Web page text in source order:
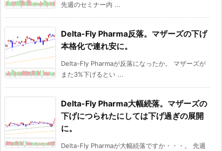
先週のセミナー内 ...
Delta-Fly Pharma反落。マザーズの下げ
本格化で連れ安に。
Delta-Fly Pharmaが反落になったか。 マザーズが
また3%下げるとい ...
Delta-Fly Pharma大幅続落。マザーズの
下げにつられたにしては下げ過ぎの展開
に。
Delta-Fly Pharmaが大幅続落ですか・・・。 先週